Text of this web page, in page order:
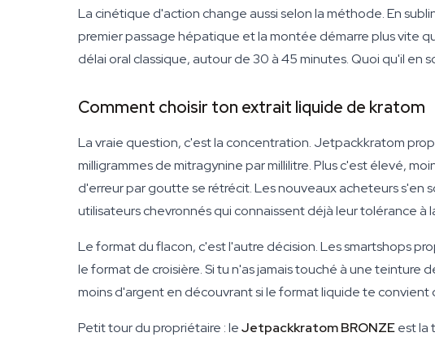
La cinétique d'action change aussi selon la méthode. En
premier passage hépatique et la montée démarre plus vite
délai oral classique, autour de 30 à 45 minutes. Quoi qu'il
Comment choisir ton extrait liquide de kratom
La vraie question, c'est la concentration. Jetpackkratom
milligrammes de mitragynine par millilitre. Plus c'est élevé,
d'erreur par goutte se rétrécit. Les nouveaux acheteurs
utilisateurs chevronnés qui connaissent déjà leur tolérance
Le format du flacon, c'est l'autre décision. Les smartshops
le format de croisière. Si tu n'as jamais touché à une
moins d'argent en découvrant si le format liquide te convient
Petit tour du propriétaire : leJetpackkratom BRONZEest la